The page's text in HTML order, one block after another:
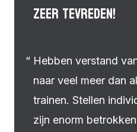
ZEER TEVREDEN!
Hebben verstand
naar veel meer dan
trainen. Stellen
zijn enorm